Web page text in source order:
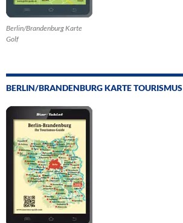
Berlin/Brandenburg Karte
Golf
BERLIN/BRANDENBURG KARTE TOURISMUS